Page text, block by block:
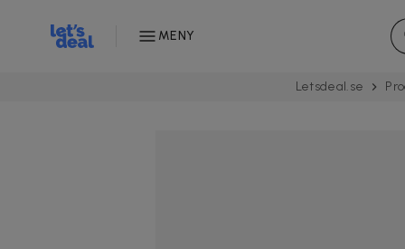
MENY
Letsdeal.se